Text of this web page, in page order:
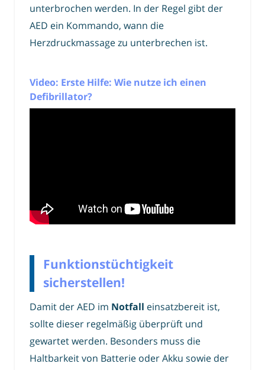
unterbrochen werden. In der Regel gibt der
AED ein Kommando, wann die
Herzdruckmassage zu unterbrechen ist.
Video: Erste Hilfe: Wie nutze ich einen
Defibrillator?
Funktionstüchtigkeit
sicherstellen!
Damit der AED im Notfall einsatzbereit ist,
sollte dieser regelmäßig überprüft und
gewartet werden. Besonders muss die
Haltbarkeit von Batterie oder Akku sowie der